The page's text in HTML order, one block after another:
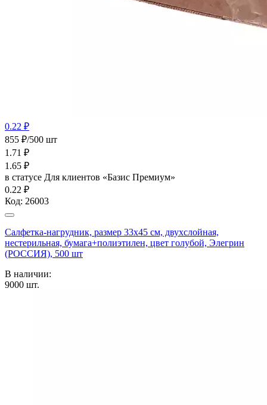
0.22 ₽
855 ₽/500 шт
1.71 ₽
1.65 ₽
в статусе Для клиентов «Базис Премиум»
0.22 ₽
Код: 26003
Салфетка-нагрудник, размер 33х45 см, двухслойная,
нестерильная, бумага+полиэтилен, цвет голубой, Элегрин
(РОССИЯ), 500 шт
В наличии:
9000 шт.